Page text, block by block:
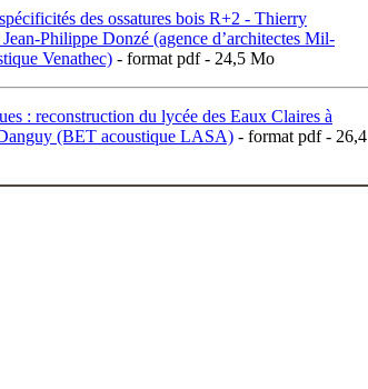
des ossatures bois R+2 - Thierry
Philippe Donzé (agence d’architectes Mil-
Venathec) - format pdf - 24,5 Mo
: reconstruction du lycée des Eaux Claires à
(BET acoustique LASA) - format pdf - 26,4